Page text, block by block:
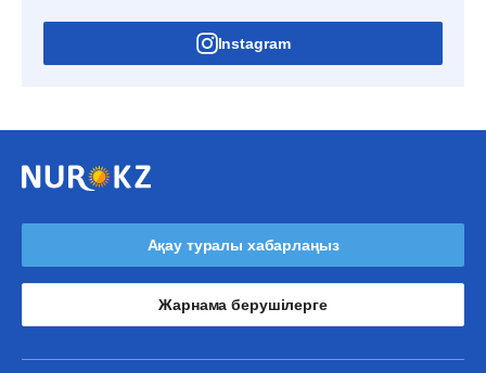
Instagram
Ақау туралы хабарлаңыз
Жарнама берушілерге